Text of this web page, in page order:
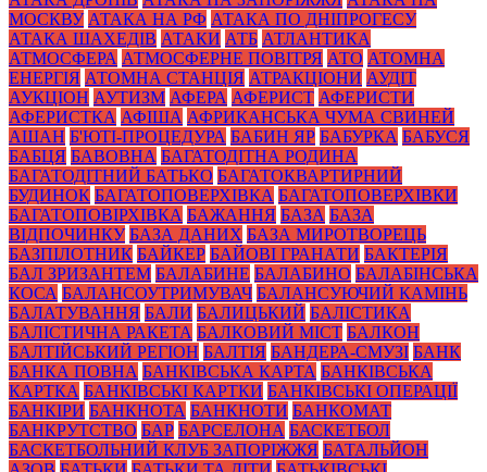
МОСКВУ АТАКА НА РФ АТАКА ПО ДНІПРОГЕСУ
АТАКА ШАХЕДІВ АТАКИ АТБ АТЛАНТИКА
АТМОСФЕРА АТМОСФЕРНЕ ПОВІТРЯ АТО АТОМНА
ЕНЕРГІЯ АТОМНА СТАНЦІЯ АТРАКЦІОНИ АУДІТ
АУКЦІОН АУТИЗМ АФЕРА АФЕРИСТ АФЕРИСТИ
АФЕРИСТКА АФІША АФРИКАНСЬКА ЧУМА СВИНЕЙ
АШАН Б'ЮТІ-ПРОЦЕДУРА БАБИН ЯР БАБУРКА БАБУСЯ
БАБЦЯ БАВОВНА БАГАТОДІТНА РОДИНА
БАГАТОДІТНИЙ БАТЬКО БАГАТОКВАРТИРНИЙ
БУДИНОК БАГАТОПОВЕРХІВКА БАГАТОПОВЕРХІВКИ
БАГАТОПОВІРХІВКА БАЖАННЯ БАЗА БАЗА
ВІДПОЧИНКУ БАЗА ДАНИХ БАЗА МИРОТВОРЕЦЬ
БАЗПІЛОТНИК БАЙКЕР БАЙОВІ ГРАНАТИ БАКТЕРІЯ
БАЛ ЗРИЗАНТЕМ БАЛАБИНЕ БАЛАБИНО БАЛАБІНСЬКА
КОСА БАЛАНСОУТРИМУВАЧ БАЛАНСУЮЧИЙ КАМІНЬ
БАЛАТУВАННЯ БАЛИ БАЛИЦЬКИЙ БАЛІСТИКА
БАЛІСТИЧНА РАКЕТА БАЛКОВИЙ МІСТ БАЛКОН
БАЛТІЙСЬКИЙ РЕГІОН БАЛТІЯ БАНДЕРА-СМУЗІ БАНК
БАНКА ПОВНА БАНКІВСЬКА КАРТА БАНКІВСЬКА
КАРТКА БАНКІВСЬКІ КАРТКИ БАНКІВСЬКІ ОПЕРАЦІЇ
БАНКІРИ БАНКНОТА БАНКНОТИ БАНКОМАТ
БАНКРУТСТВО БАР БАРСЕЛОНА БАСКЕТБОЛ
БАСКЕТБОЛЬНИЙ КЛУБ ЗАПОРІЖЖЯ БАТАЛЬЙОН